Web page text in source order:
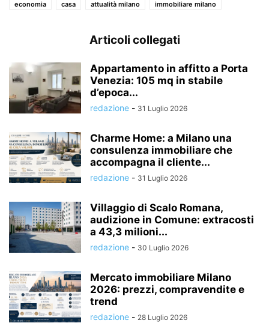
economia
casa attualità milano immobiliare milano
Articoli collegati
Appartamento in affitto a Porta
Venezia: 105 mq in stabile
d’epoca...
redazione - 31 Luglio 2026
Charme Home: a Milano una
consulenza immobiliare che
accompagna il cliente...
redazione - 31 Luglio 2026
Villaggio di Scalo Romana,
audizione in Comune: extracosti
a 43,3 milioni...
redazione - 30 Luglio 2026
Mercato immobiliare Milano
2026: prezzi, compravendite e
trend
redazione - 28 Luglio 2026